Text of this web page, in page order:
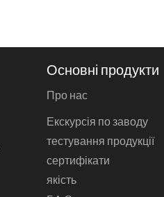
Основні продукти
Про нас
Екскурсія по заводу
тестування продукції
сертифікати
якість